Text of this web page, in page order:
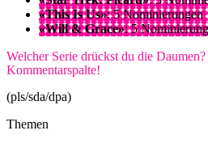
«This Is Us»: 5 Nominierungen
«Will & Grace»: 5
Welcher Serie drückst du die
Kommentarspalte!
(pls/sda/dpa)
Themen